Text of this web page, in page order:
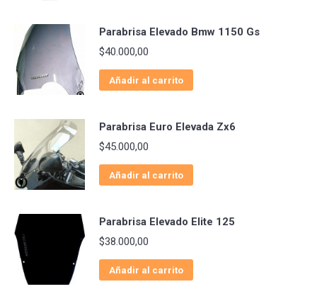
Parabrisa Elevado Bmw 1150 Gs
$40.000,00
Añadir al carrito
Parabrisa Euro Elevada Zx6
$45.000,00
Añadir al carrito
Parabrisa Elevado Elite 125
$38.000,00
Añadir al carrito